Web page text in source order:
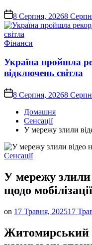
on8 Серпня, 20268
Опублікувати
Фінанси
Україна пройшла
відключень світла
on8 Серпня, 20268
Домашня
Сенсації
У мережу злили
Опублікувати
Сенсації
У мережу
щодо мобілізації
on 17 Травня, 202517
Житомирський